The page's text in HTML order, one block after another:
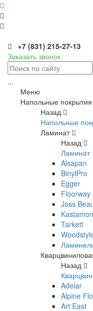
+7 (831) 215-27-13
Заказать звонок
...
Меню
Напольные покрытия
Назад
Напольные
Ламинат
Назад
Ламинат
Alsapan
BinylPro
Egger
Floorway
Joss
Tarkett
Назад
Adelar
Alpine
Art East